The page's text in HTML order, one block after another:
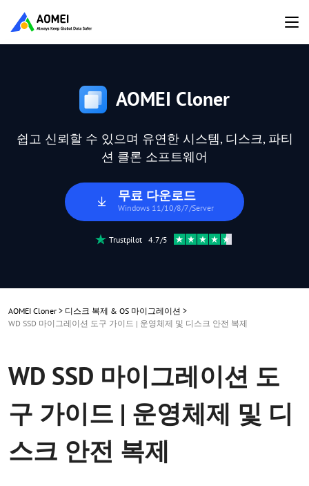
AOMEI Cloner
쉽고 신뢰할 수 있으며 유연한 시스템, 디스크, 파티
션 클론 소프트웨어
무료 다운로드
Windows 11/10/8/7/Server
Trustpilot 4.7/5
AOMEI Cloner > 디스크 복제 & OS 마이그레이션 >
WD SSD 마이그레이션 도구 가이드 | 운영체제 및 디스크 안전 복제
WD SSD 마이그레이션 도
구 가이드 | 운영체제 및 디
스크 안전 복제